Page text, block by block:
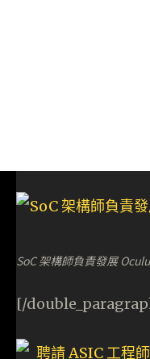
SoC 架構師負責發展
[/